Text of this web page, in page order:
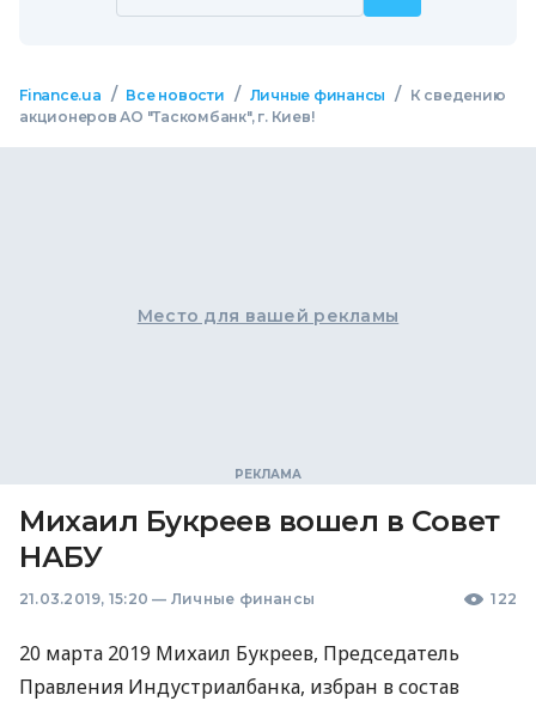
Finance.ua / Все новости / Личные финансы /
К сведению
акционеров АО "Таскомбанк", г. Киев!
Место для вашей рекламы
Михаил Букреев вошел в Совет
НАБУ
21.03.2019, 15:20 — Личные финансы 122
20 марта 2019 Михаил Букреев, Председатель
Правления Индустриалбанка, избран в состав